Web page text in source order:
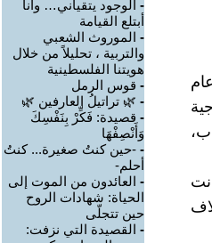
- الوجود يتقيأني… وأنا
أبتلع القيامة
- الموروث الشعبي
والتربية ، تحليلاً من خلال
هويتنا الفلسطينية
- قوس الرمل
- 🌿 تراتيلُ العارفين 🌿
- قصيدة: فَكِّرْ بِنَفْسِكَ
وَأَنْصِفْهَا
- -حين كنتُ صغيرة... كنتُ
أحلم-
- العائدون من الموت إلى
الحياة: شهادات الروح
حين تتجلّى
- القصيدة التي نزفت: